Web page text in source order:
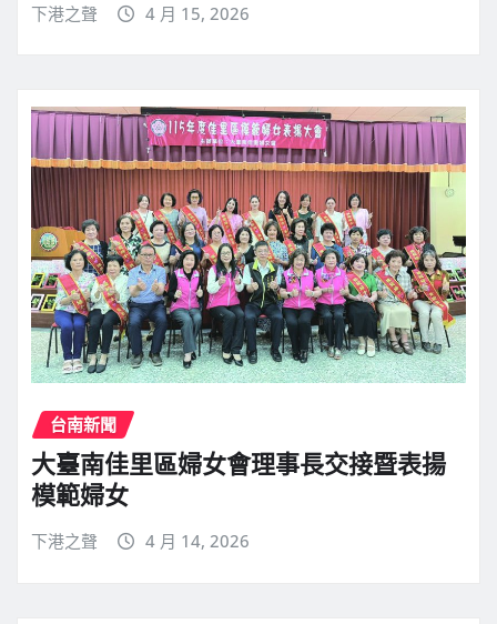
下港之聲 4 月 15, 2026
台南新聞
大臺南佳里區婦女會理事長交接暨表揚
模範婦女
下港之聲 4 月 14, 2026